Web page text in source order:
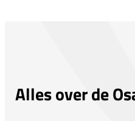
Alles over de